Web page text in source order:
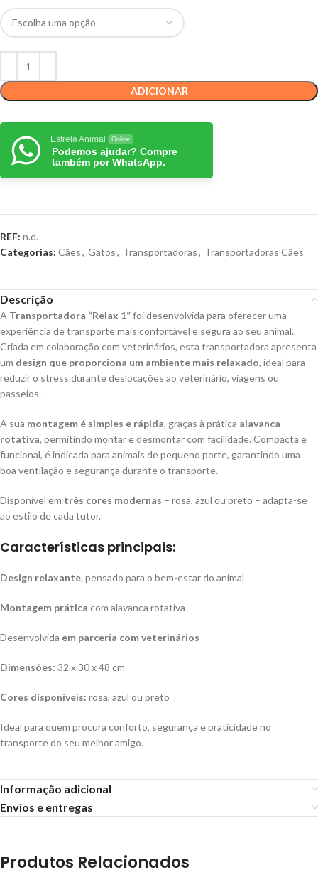
ADICIONAR
Estrela Animal Online
Podemos ajudar? Compre
também por WhatsApp.
REF: n.d.
Categorias: Cães, Gatos, Transportadoras, Transportadoras Cães
Descrição
A Transportadora “Relax 1”foi desenvolvida para oferecer uma
experiência de transporte mais confortável e segura ao seu animal.
Criada em colaboração com veterinários, esta transportadora apresenta
um design que proporciona um ambiente mais relaxado, ideal para
reduzir o stress durante deslocações ao veterinário, viagens ou
passeios.
A sua montagem é simples e rápida, graças à prática alavanca
rotativa, permitindo montar e desmontar com facilidade. Compacta e
funcional, é indicada para animais de pequeno porte, garantindo uma
boa ventilação e segurança durante o transporte.
Disponível em três cores modernas – rosa, azul ou preto – adapta-se
ao estilo de cada tutor.
Características principais:
Design relaxante, pensado para o bem-estar do animal
Montagem prática com alavanca rotativa
Desenvolvida em parceria com veterinários
Dimensões: 32 x 30 x 48 cm
Cores disponíveis: rosa, azul ou preto
Ideal para quem procura conforto, segurança e praticidade no
transporte do seu melhor amigo.
Informação adicional
Envios e entregas
Produtos Relacionados